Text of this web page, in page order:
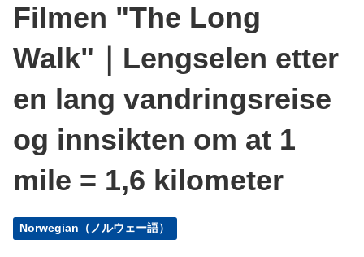
Filmen "The Long
Walk"｜Lengselen etter
en lang vandringsreise
og innsikten om at 1
mile = 1,6 kilometer
Norwegian（ノルウェー語）